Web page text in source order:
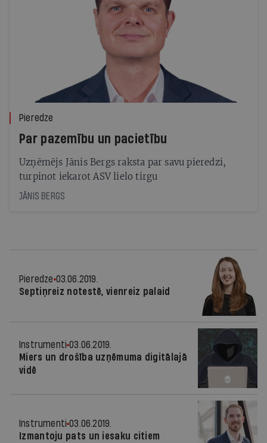
Pieredze
Par pazemību un pacietību
Uzņēmējs Jānis Bergs raksta par savu pieredzi,
turpinot iekarot ASV lielo tirgu
JĀNIS BERGS
Pieredze 03.06.2019.
Septiņreiz notestē, vienreiz palaid
Instrumenti 03.06.2019.
Miers un drošība uzņēmuma digitālajā
vidē
Instrumenti 03.06.2019.
Izmantoju pats un iesaku citiem